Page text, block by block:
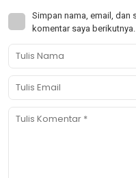
Simpan nama, email, dan
komentar saya berikutnya.